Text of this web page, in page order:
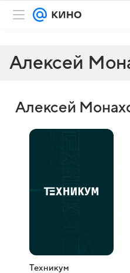
Алексей
Алексей
Техникум